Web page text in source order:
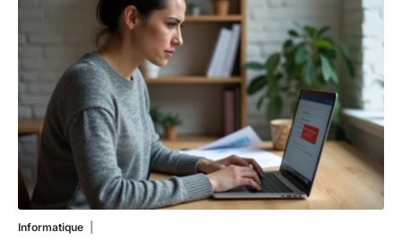
Informatique